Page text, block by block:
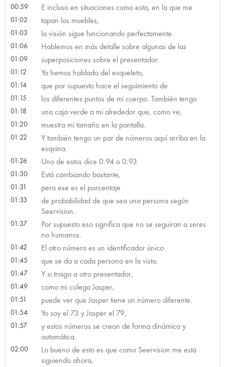
00:59 E incluso en situaciones como esta, en la que me
01:02 tapan los muebles,
01:03 la visión sigue funcionando perfectamente.
01:06 Hablemos en más detalle sobre algunas de las
01:09 superposiciones sobre el presentador.
01:12 Ya hemos hablado del esqueleto,
01:14 que por supuesto hace el seguimiento de
01:15 los diferentes puntos de mi cuerpo. También tengo
01:18 una caja verde a mi alrededor que, como ve,
01:20 muestra mi tamaño en la pantalla.
01:22
Y también tengo un par de números aquí arriba en la
esquina.
01:26 Uno de estos dice 0.94 o 0.93
01:30 Está cambiando bastante,
01:31 pero ese es el porcentaje
01:33
de probabilidad de que sea una persona según
Seervision.
01:37
Por supuesto eso significa que no se seguiran a seres
no humanos.
01:42 El otro número es un identificador único
01:45 que se da a cada persona en la vista.
01:47 Y si traigo a otro presentador,
01:49 como mi colega Jasper,
01:51 puede ver que Jasper tiene un número diferente.
01:54 Yo soy el 73 y Jasper el 79,
01:57
y estos números se crean de forma dinámica y
automática.
02:00
Lo bueno de esto es que como Seervision me está
siguiendo ahora,